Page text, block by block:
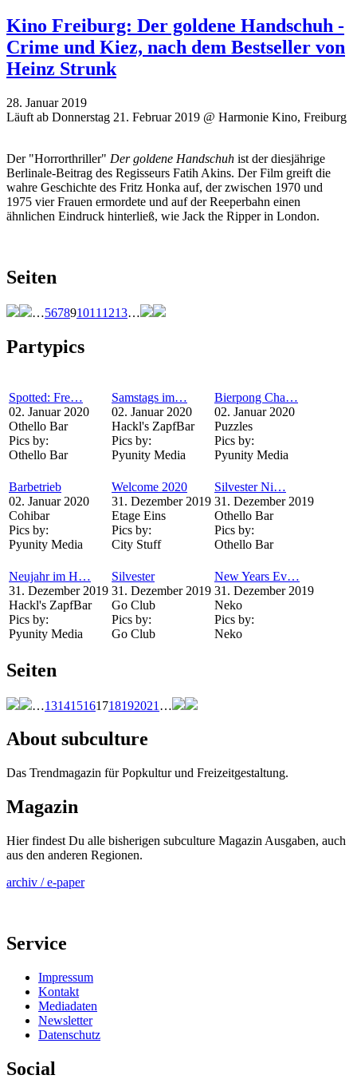
Kino Freiburg: Der goldene Handschuh -
Crime und Kiez, nach dem Bestseller von
Heinz Strunk
28. Januar 2019
Läuft ab Donnerstag 21. Februar 2019 @ Harmonie Kino, Freiburg
Der "Horrorthriller" Der goldene Handschuh ist der diesjährige
Berlinale-Beitrag des Regisseurs Fatih Akins. Der Film greift die
wahre Geschichte des Fritz Honka auf, der zwischen 1970 und
1975 vier Frauen ermordete und auf der Reeperbahn einen
ähnlichen Eindruck hinterließ, wie Jack the Ripper in London.
Seiten
…567891011 1213…
Partypics
Spotted: Fre…
02. Januar 2020
Othello Bar
Pics by:
Othello Bar
Samstags im…
02. Januar 2020
Hackl's ZapfBar
Pics by:
Pyunity Media
Bierpong Cha…
02. Januar 2020
Puzzles
Pics by:
Pyunity Media
Barbetrieb
02. Januar 2020
Cohibar
Pics by:
Pyunity Media
Welcome 2020
31. Dezember 2019
Etage Eins
Pics by:
City Stuff
Silvester Ni…
31. Dezember 2019
Othello Bar
Pics by:
Othello Bar
Neujahr im H…
31. Dezember 2019
Hackl's ZapfBar
Pics by:
Pyunity Media
Silvester
31. Dezember 2019
Go Club
Pics by:
Go Club
New Years Ev…
31. Dezember 2019
Neko
Pics by:
Neko
Seiten
…131415161718192021 …
About subculture
Das Trendmagazin für Popkultur und Freizeitgestaltung.
Magazin
Hier findest Du alle bisherigen subculture Magazin Ausgaben, auch
aus den anderen Regionen.
archiv / e-paper
Service
Impressum
Kontakt
Mediadaten
Newsletter
Datenschutz
Social